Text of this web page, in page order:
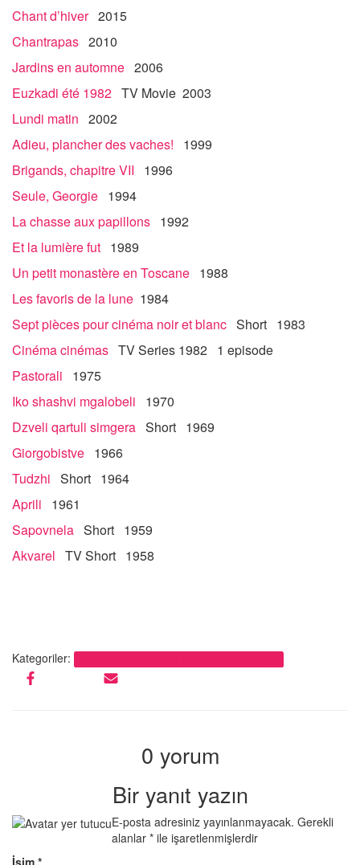
Chant d’hiver2015
Chantrapas 2010
Jardins en automne 2006
Euzkadi été 1982 TV Movie 2003
Lundi matin 2002
Adieu, plancher des vaches! 1999
Brigands, chapitre VII 1996
Seule, Georgie 1994
La chasse aux papillons 1992
Et la lumière fut 1989
Un petit monastère en Toscane 1988
Les favoris de la lune 1984
Sept pièces pour cinéma noir et blanc Short 1983
Cinéma cinémas TV Series 1982 1 episode
Pastorali 1975
Iko shashvi mgalobeli 1970
Dzveli qartuli simgera Short 1969
Giorgobistve 1966
Tudzhi Short 1964
Aprili 1961
Sapovnela Short 1959
Akvarel TV Short 1958
Kategoriler:
0 yorum
Bir yanıt yazın
E-posta adresiniz yayınlanmayacak. Gerekli
alanlar * ile işaretlenmişlerdir
İsim *